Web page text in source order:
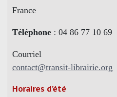
France
Téléphone : 04 86 77 10 69
Courriel
contact@transit-librairie.org
Horaires d’été